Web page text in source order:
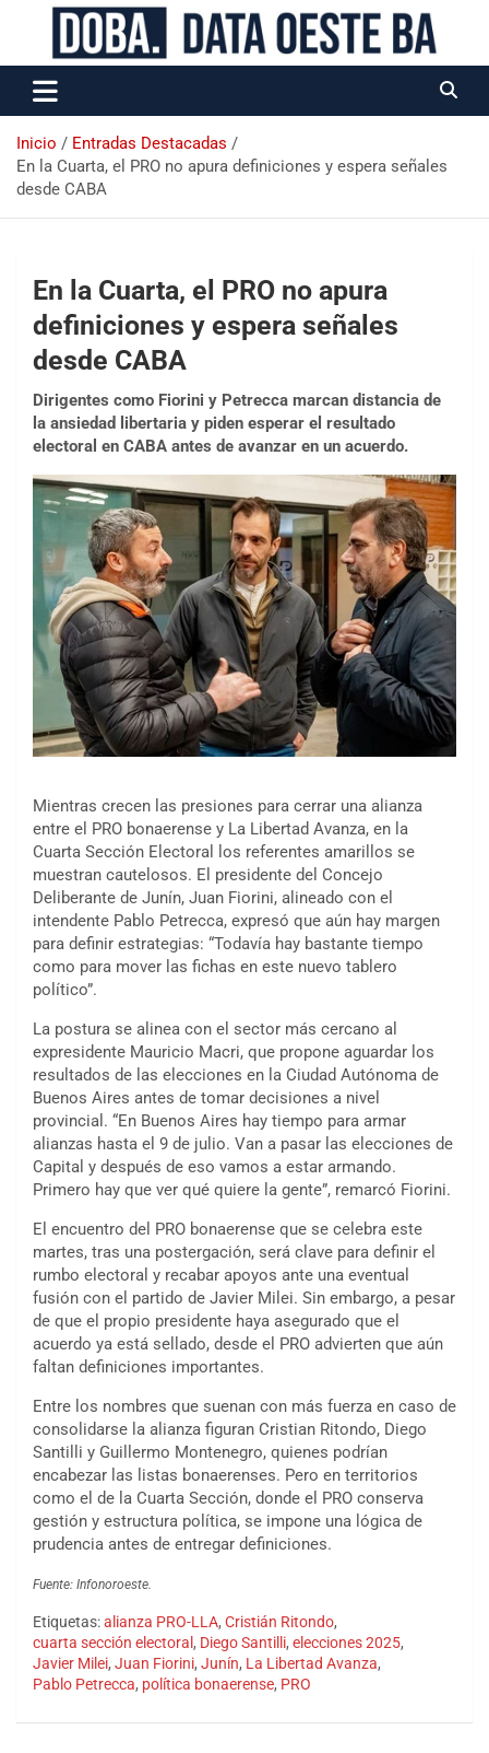
Data Oeste BA
Inicio
Entradas Destacadas
En la Cuarta, el PRO no apura definiciones y espera señales
desde CABA
En la Cuarta, el PRO no apura
definiciones y espera señales
desde CABA
Dirigentes como Fiorini y Petrecca marcan distancia de
la ansiedad libertaria y piden esperar el resultado
electoral en CABA antes de avanzar en un acuerdo.
Mientras crecen las presiones para cerrar una alianza
entre el PRO bonaerense y La Libertad Avanza, en la
Cuarta Sección Electoral los referentes amarillos se
muestran cautelosos. El presidente del Concejo
Deliberante de Junín, Juan Fiorini, alineado con el
intendente Pablo Petrecca, expresó que aún hay margen
para definir estrategias: “Todavía hay bastante tiempo
como para mover las fichas en este nuevo tablero
político”.
La postura se alinea con el sector más cercano al
expresidente Mauricio Macri, que propone aguardar los
resultados de las elecciones en la Ciudad Autónoma de
Buenos Aires antes de tomar decisiones a nivel
provincial. “En Buenos Aires hay tiempo para armar
alianzas hasta el 9 de julio. Van a pasar las elecciones de
Capital y después de eso vamos a estar armando.
Primero hay que ver qué quiere la gente”, remarcó Fiorini.
El encuentro del PRO bonaerense que se celebra este
martes, tras una postergación, será clave para definir el
rumbo electoral y recabar apoyos ante una eventual
fusión con el partido de Javier Milei. Sin embargo, a pesar
de que el propio presidente haya asegurado que el
acuerdo ya está sellado, desde el PRO advierten que aún
faltan definiciones importantes.
Entre los nombres que suenan con más fuerza en caso de
consolidarse la alianza figuran Cristian Ritondo, Diego
Santilli y Guillermo Montenegro, quienes podrían
encabezar las listas bonaerenses. Pero en territorios
como el de la Cuarta Sección, donde el PRO conserva
gestión y estructura política, se impone una lógica de
prudencia antes de entregar definiciones.
Fuente: Infonoroeste.
Etiquetas:alianza PRO-LLA, Cristián Ritondo,
cuarta sección electoral , Diego Santilli, elecciones 2025,
Javier Milei, Juan Fiorini, Junín, La Libertad Avanza,
Pablo Petrecca, política bonaerense, PRO